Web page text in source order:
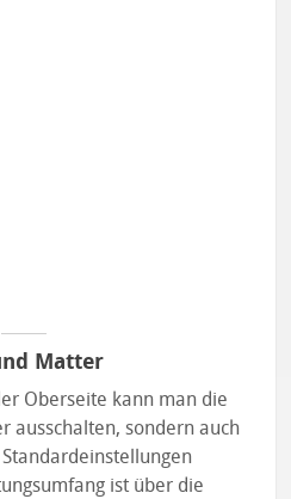
Matter
Oberseite kann man die
ausschalten, sondern auch
ist über die